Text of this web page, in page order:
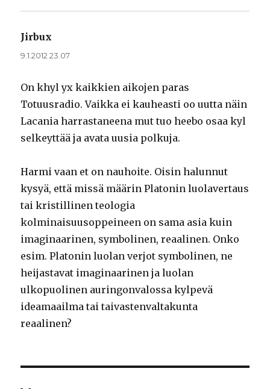
Jirbux
9.1.2012 23.07
On khyl yx kaikkien aikojen paras
Totuusradio. Vaikka ei kauheasti oo uutta näin
Lacania harrastaneena mut tuo heebo osaa kyl
selkeyttää ja avata uusia polkuja.
Harmi vaan et on nauhoite. Oisin halunnut
kysyä, että missä määrin Platonin luolavertaus
tai kristillinen teologia
kolminaisuusoppeineen on sama asia kuin
imaginaarinen, symbolinen, reaalinen. Onko
esim. Platonin luolan verjot symbolinen, ne
heijastavat imaginaarinen ja luolan
ulkopuolinen auringonvalossa kylpevä
ideamaailma tai taivastenvaltakunta
reaalinen?